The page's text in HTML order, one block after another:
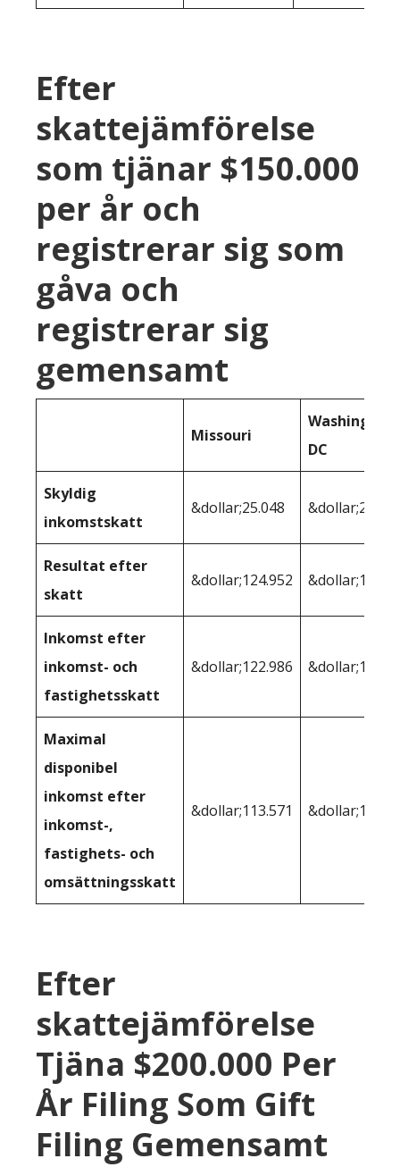
Efter
skattejämförelse
som tjänar $150.000
per år och
registrerar sig som
gåva och
registrerar sig
gemensamt
Missouri
Washington
DC
Skyldig
inkomstskatt
&dollar;25.048
Resultat efter
skatt
&dollar;124.952
Inkomst efter
inkomst- och
fastighetsskatt
&dollar;122.986
Maximal
disponibel
inkomst efter
inkomst-,
fastighets- och
omsättningsskatt
&dollar;113.571
Efter
skattejämförelse
Tjäna $200.000 Per
År Filing Som Gift
Filing Gemensamt